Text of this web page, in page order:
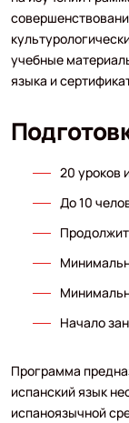
учебные
языка и
20 уроков
До 10
Начало
Программа
испанский язык
испаноязычной